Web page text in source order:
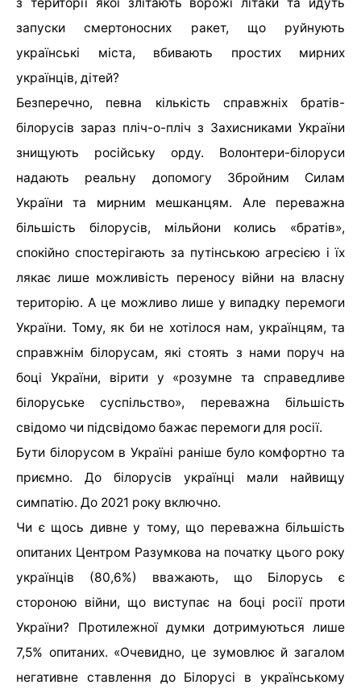
запуски смертоносних ракет, що руйнують
українські міста, вбивають простих мирних
українців, дітей?
Безперечно, певна кількість справжніх братів-
білорусів зараз пліч-о-пліч з Захисниками України
знищують російську орду. Волонтери-білоруси
надають реальну допомогу Збройним Силам
України та мирним мешканцям. Але переважна
більшість білорусів, мільйони колись «братів»,
спокійно спостерігають за путінською агресією і їх
лякає лише можливість переносу війни на власну
територію. А це можливо лише у випадку перемоги
України. Тому, як би не хотілося нам, українцям, та
справжнім білорусам, які стоять з нами поруч на
боці України, вірити у «розумне та справедливе
білоруське суспільство», переважна більшість
свідомо чи підсвідомо бажає перемоги для росії.
Бути білорусом в Україні раніше було комфортно та
приємно. До білорусів українці мали найвищу
симпатію. До 2021 року включно.
Чи є щось дивне у тому, що переважна більшість
опитаних Центром Разумкова на початку цього року
українців (80,6%) вважають, що Білорусь є
стороною війни, що виступає на боці росії проти
України? Протилежної думки дотримуються лише
7,5% опитаних. «Очевидно, це зумовлює й загалом
негативне ставлення до Білорусі в українському